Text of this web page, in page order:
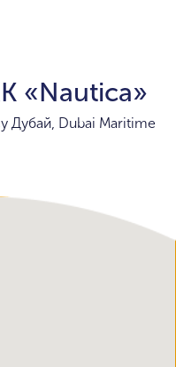
«Nautica»
Дубай, Dubai Maritime